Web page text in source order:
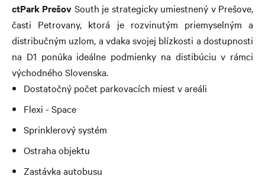
ctPark Prešov South je strategicky umiestnený v Prešove,
časti Petrovany, ktorá je rozvinutým priemyselným a
distribučným uzlom, a vdaka svojej blízkosti a dostupnosti
na D1 ponúka ideálne podmienky na distibúciu v rámci
východného Slovenska.
Dostatočný počet parkovacích miest v areáli
Flexi - Space
Sprinklerový systém
Ostraha objektu
Zastávka autobusu